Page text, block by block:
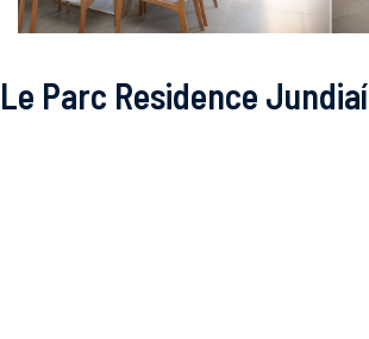
Le Parc Residence Jundiaí